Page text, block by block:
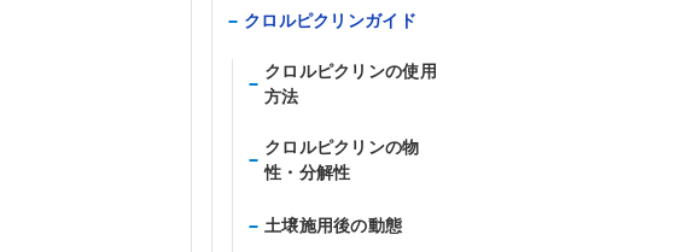
クロルピクリンガイド
クロルピクリンの使用
方法
クロルピクリンの物
性・分解性
土壌施用後の動態